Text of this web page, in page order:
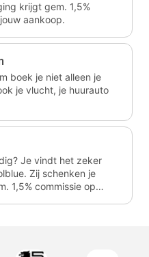
krijgt gem. 1,5%
aankoop.
boek je niet alleen je
je vlucht, je huurauto
Je vindt het zeker
Zij schenken je
1,5% commissie op